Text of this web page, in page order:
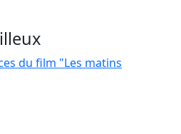
du film "Les matins